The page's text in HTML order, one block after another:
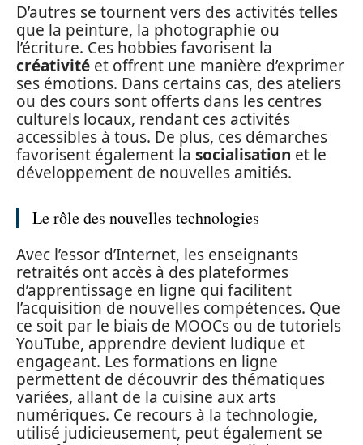
D’autres se tournent vers des activités telles
que la peinture, la photographie ou
l’écriture. Ces hobbies favorisent la
créativité et offrent une manière d’exprimer
ses émotions. Dans certains cas, des ateliers
ou des cours sont offerts dans les centres
culturels locaux, rendant ces activités
accessibles à tous. De plus, ces démarches
favorisent également la socialisation et le
développement de nouvelles amitiés.
Le rôle des nouvelles technologies
Avec l’essor d’Internet, les enseignants
retraités ont accès à des plateformes
d’apprentissage en ligne qui facilitent
l’acquisition de nouvelles compétences. Que
ce soit par le biais de MOOCs ou de tutoriels
YouTube, apprendre devient ludique et
engageant. Les formations en ligne
permettent de découvrir des thématiques
variées, allant de la cuisine aux arts
numériques. Ce recours à la technologie,
utilisé judicieusement, peut également se